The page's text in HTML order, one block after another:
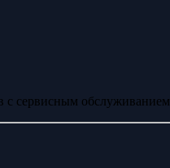
с сервисным обслуживанием